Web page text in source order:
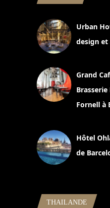
Urban
design
Grand
Fornell à
Hôtel
de
THAILANDE